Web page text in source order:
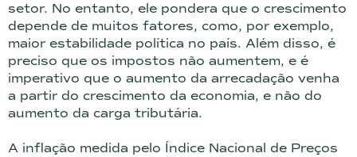
setor. No entanto, ele pondera que o crescimento
depende de muitos fatores, como, por exemplo,
maior estabilidade política no país. Além disso, é
preciso que os impostos não aumentem, e é
imperativo que o aumento da arrecadação venha
a partir do crescimento da economia, e não do
aumento da carga tributária.
A inflação medida pelo Índice Nacional de Preços